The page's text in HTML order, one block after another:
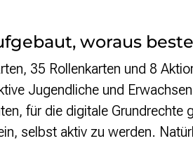
woraus
35 Rollenkarten und 8
Jugendliche und
für die digitale Grundrechte
selbst aktiv zu werden.